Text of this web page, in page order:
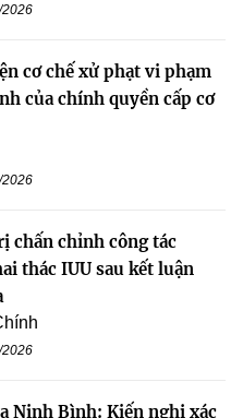
2026
cơ chế xử phạt vi phạm
của chính quyền cấp cơ
2026
chấn chỉnh công tác
thác IUU sau kết luận
2026
Ninh Bình: Kiến nghị xác